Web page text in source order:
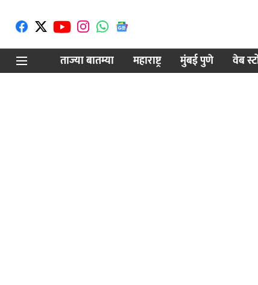
ताज्या बातम्या
महाराष्ट्र मुंबई पुणे वेब